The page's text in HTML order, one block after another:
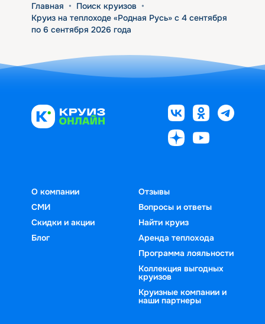
Главная • Поиск круизов •
Круиз на теплоходе «Родная Русь» с 4 сентября
по 6 сентября 2026 года
О компании
СМИ
Скидки и акции
Блог
Отзывы
Вопросы и ответы
Найти круиз
Аренда теплохода
Программа лояльности
Коллекция выгодных
круизов
Круизные компании и
наши партнеры